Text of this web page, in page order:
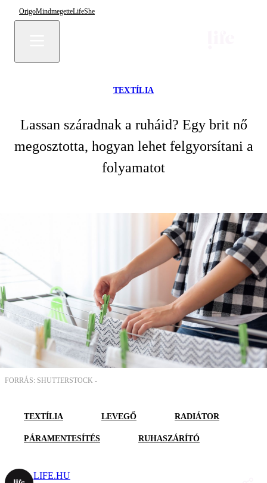
OrigoMindmegetteLifeShe
TEXTÍLIA
Lassan száradnak a ruháid? Egy brit nő
megosztotta, hogyan lehet felgyorsítani a
folyamatot
FORRÁS: SHUTTERSTOCK -
TEXTÍLIA LEVEGŐ RADIÁTOR
PÁRAMENTESÍTÉS RUHASZÁRÍTÓ
LIFE.HU